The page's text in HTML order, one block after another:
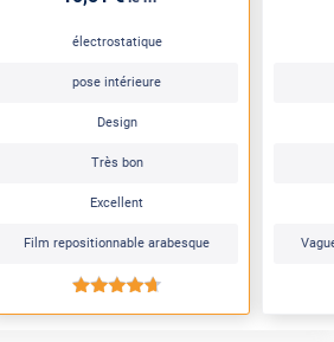
électrostatique
pose intérieure
Design
Très bon
Excellent
Film repositionnable arabesque
*****